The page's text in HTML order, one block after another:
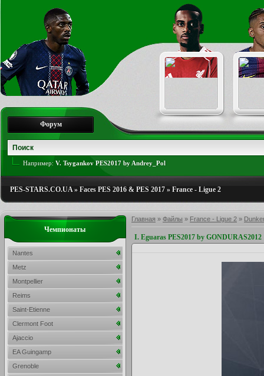
Форум
Например: V. Tsygankov PES2017 by Andrey_Pol
PES-STARS.CO.UA» Faces PES 2016 & PES 2017 » France - Ligue 2
Главная » Файлы » France - Ligue 2 »
I. Eguaras PES2017 by GONDURAS2012
Чемпионаты
Nantes
Metz
Montpellier
Reims
Saint-Etienne
Clermont Foot
Ajaccio
EA Guingamp
Grenoble